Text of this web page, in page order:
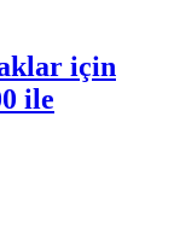
için
ile